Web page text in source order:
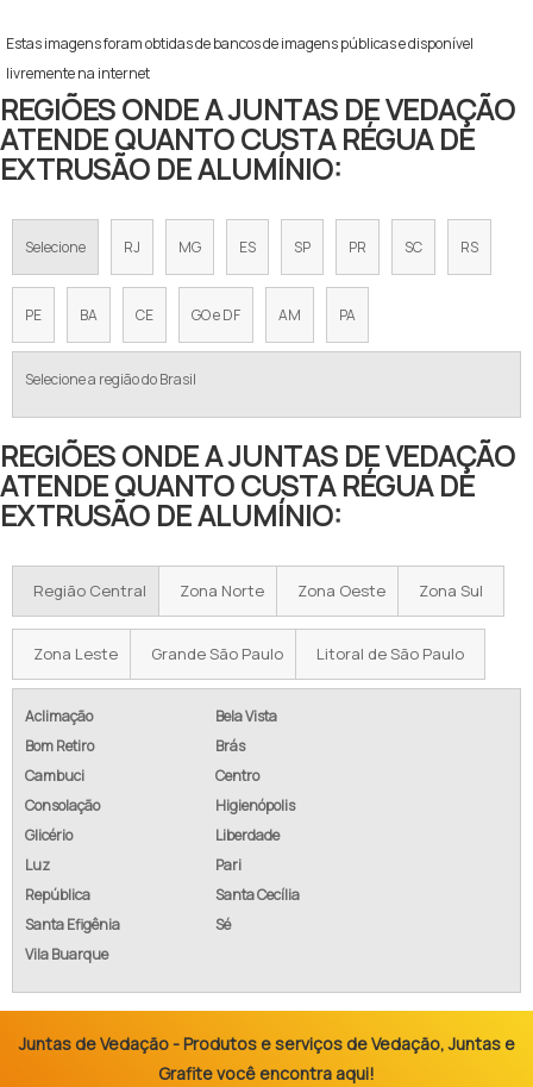
Estas imagens foram obtidas de bancos de imagens públicas e disponível
livremente na internet
REGIÕES ONDE A JUNTAS DE VEDAÇÃO
ATENDE QUANTO CUSTA RÉGUA DE
EXTRUSÃO DE ALUMÍNIO:
Selecione RJ MG ES SP PR SC RS
PE BA CE GO e DF AM PA
Selecione a região do Brasil
REGIÕES ONDE A JUNTAS DE VEDAÇÃO
ATENDE QUANTO CUSTA RÉGUA DE
EXTRUSÃO DE ALUMÍNIO:
Região Central Zona Norte Zona Oeste Zona Sul
Zona Leste Grande São Paulo Litoral de São Paulo
Aclimação
Bela Vista
Bom Retiro
Brás
Cambuci
Centro
Consolação
Higienópolis
Glicério
Liberdade
Luz
Pari
República
Santa Cecília
Santa Efigênia
Sé
Vila Buarque
Juntas de Vedação - Produtos e serviços de Vedação, Juntas e
Grafite você encontra aqui!